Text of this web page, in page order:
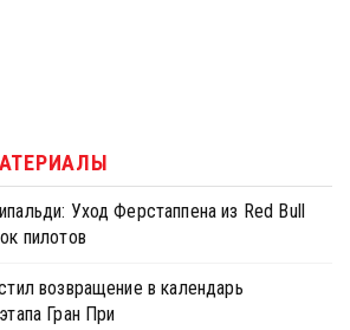
Уход Ферстаппена из Red Bull
пилотов
возвращение в календарь
Гран При